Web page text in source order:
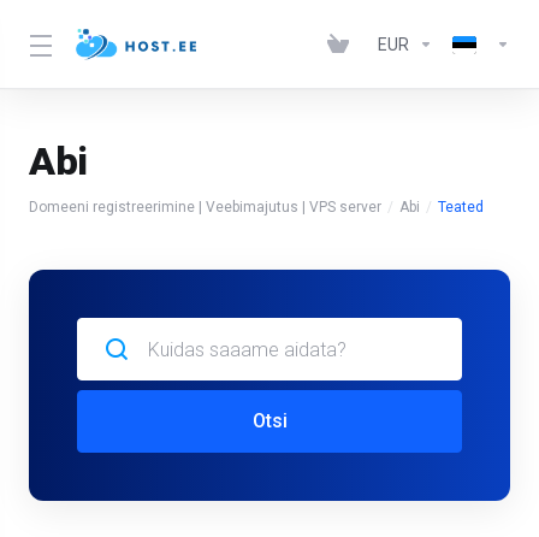
EUR
Abi
Domeeni registreerimine | Veebimajutus | VPS server Abi Teated
Otsi